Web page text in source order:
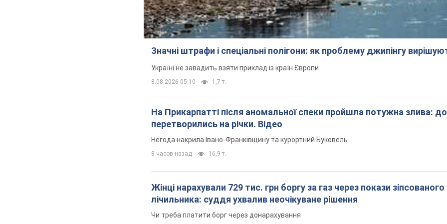
Значні штрафи і спеціальні полігони: як проблему джипінгу
Україні не завадить взяти приклад із країн Європи
8.08.2026 05:10 1,7 т.
На Прикарпатті після аномальної спеки пройшла потужна злива:
перетворились на річки. Відео
Негода накрила Івано-Франківщину та курортний Буковель
8 часов назад 16,9 т.
Жінці нарахували 729 тис. грн боргу за газ через покази зіпсованого
лічильника: суддя ухвалив неочікуване рішення
Чи треба платити борг через донарахування